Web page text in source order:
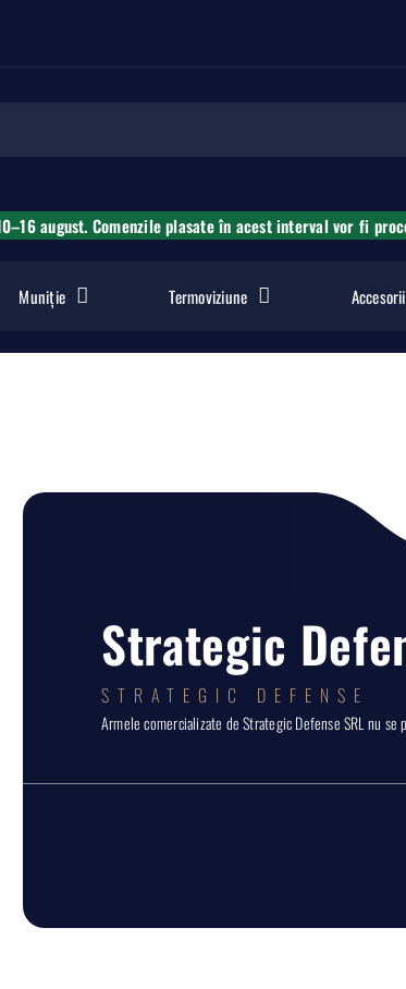
august. Comenzile plasate în acest interval vor fi
Muniție Termoviziune Accesorii
Strategic
STRATEGIC DEFENSE
Armele comercializate de Strategic Defense SRL nu